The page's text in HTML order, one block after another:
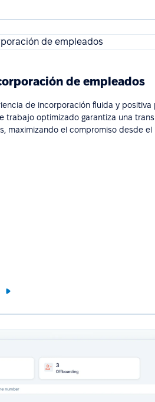
de empleados
de incorporación fluida y positiva
trabajo optimizado garantiza una
maximizando el compromiso desde el